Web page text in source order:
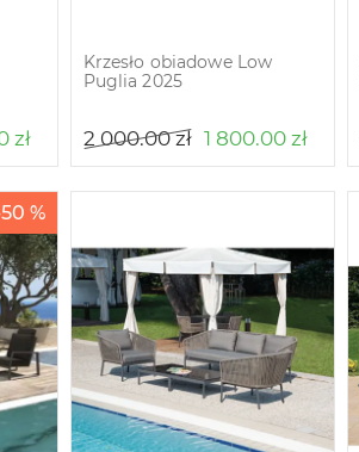
zł
Krzesło obiadowe Low
Puglia 2025
2 000.00zł 1 800.00 zł
%